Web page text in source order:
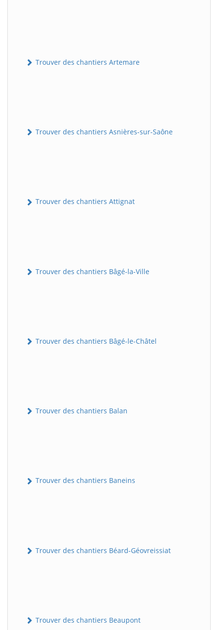
Trouver des chantiers Artemare
Trouver des chantiers Asnières-sur-Saône
Trouver des chantiers Attignat
Trouver des chantiers Bâgé-la-Ville
Trouver des chantiers Bâgé-le-Châtel
Trouver des chantiers Balan
Trouver des chantiers Baneins
Trouver des chantiers Béard-Géovreissiat
Trouver des chantiers Beaupont